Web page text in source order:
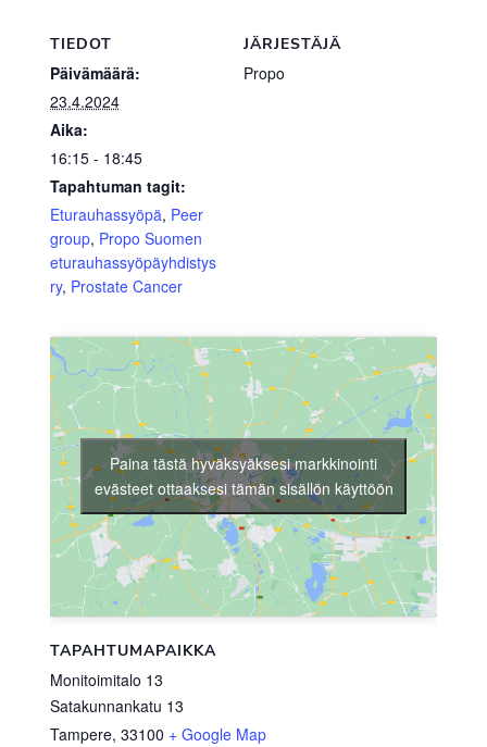
TIEDOT
Päivämäärä:
23.4.2024
Aika:
16:15 - 18:45
Tapahtuman tagit:
Eturauhassyöpä, Peer
group, Propo Suomen
eturauhassyöpäyhdistys
ry, Prostate Cancer
JÄRJESTÄJÄ
Propo
TAPAHTUMAPAIKKA
Monitoimitalo 13
Satakunnankatu 13
Tampere, 33100 + Google Map
Paina tästä hyväksyäksesi markkinointi
evästeet ottaaksesi tämän sisällön käyttöön